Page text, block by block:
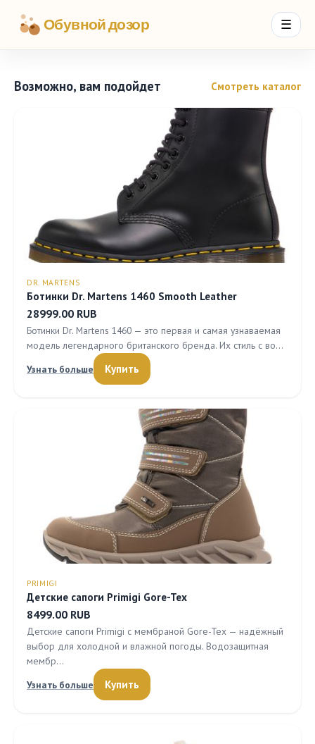
Обувной дозор ☰
Возможно, вам подойдет Смотреть каталог
DR. MARTENS
Ботинки Dr. Martens 1460 Smooth Leather
28999.00 RUB
Ботинки Dr. Martens 1460 — это первая и самая узнаваемая
модель легендарного британского бренда. Их стиль с во…
Узнать больше
Купить
PRIMIGI
Детские сапоги Primigi Gore-Tex
8499.00 RUB
Детские сапоги Primigi с мембраной Gore-Tex — надёжный
выбор для холодной и влажной погоды. Водозащитная
мембр…
Узнать больше
Купить